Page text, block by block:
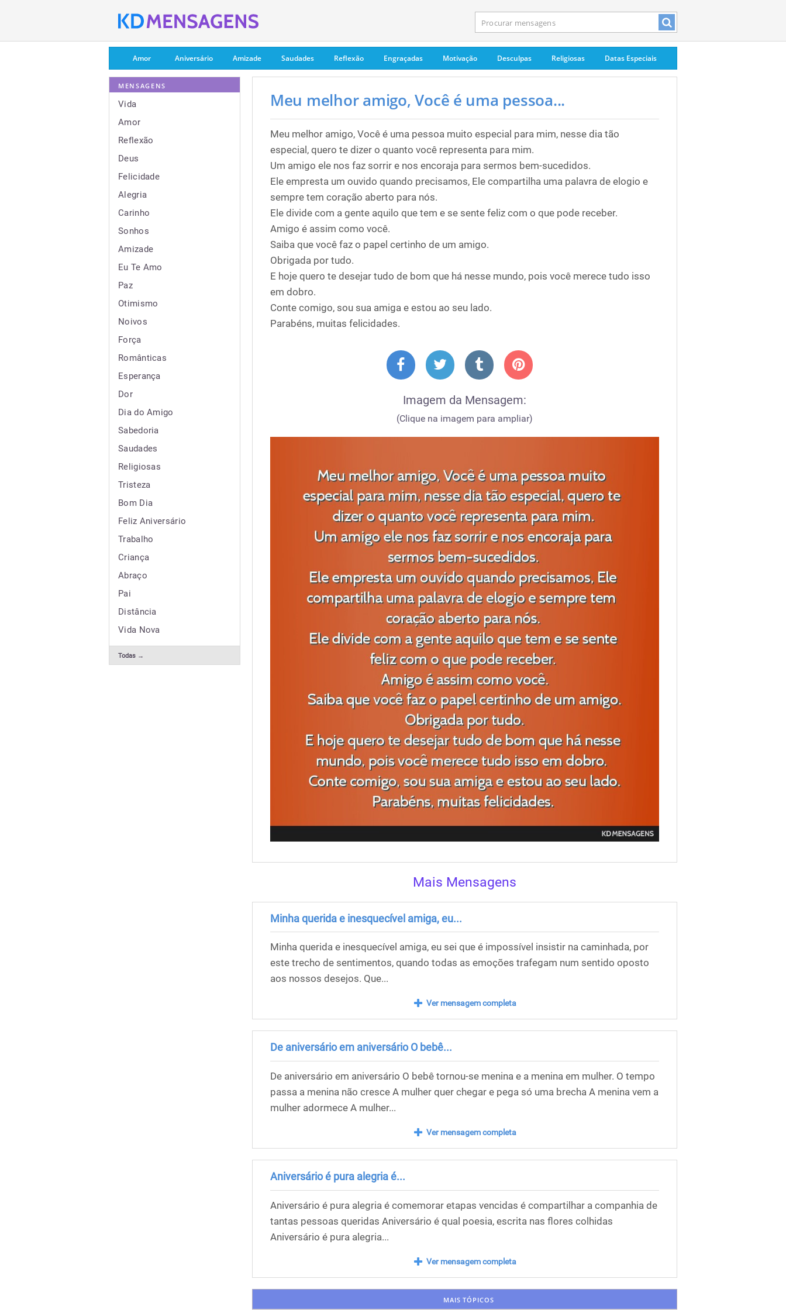
Amor Aniversário Amizade Saudades Reflexão Engraçadas Motivação Desculpas Religiosas Datas Especiais
MENSAGENS
Vida
Amor
Reflexão
Deus
Felicidade
Alegria
Carinho
Sonhos
Amizade
Eu Te Amo
Paz
Otimismo
Noivos
Força
Românticas
Esperança
Dor
Dia do Amigo
Sabedoria
Saudades
Religiosas
Tristeza
Bom Dia
Feliz Aniversário
Trabalho
Criança
Abraço
Pai
Distância
Vida Nova
Todas →
Meu melhor amigo, Você é uma pessoa...
Meu melhor amigo, Você é uma pessoa muito especial para mim, nesse dia tão
especial, quero te dizer o quanto você representa para mim.
Um amigo ele nos faz sorrir e nos encoraja para sermos bem-sucedidos.
Ele empresta um ouvido quando precisamos, Ele compartilha uma palavra de elogio e
sempre tem coração aberto para nós.
Ele divide com a gente aquilo que tem e se sente feliz com o que pode receber.
Amigo é assim como você.
Saiba que você faz o papel certinho de um amigo.
Obrigada por tudo.
E hoje quero te desejar tudo de bom que há nesse mundo, pois você merece tudo isso
em dobro.
Conte comigo, sou sua amiga e estou ao seu lado.
Parabéns, muitas felicidades.
Imagem da Mensagem:
(Clique na imagem para ampliar)
Mais Mensagens
Minha querida e inesquecível amiga, eu...
Minha querida e inesquecível amiga, eu sei que é impossível insistir na caminhada, por
este trecho de sentimentos, quando todas as emoções trafegam num sentido oposto
aos nossos desejos. Que...
Ver mensagem completa
De aniversário em aniversário O bebê...
De aniversário em aniversário O bebê tornou-se menina e a menina em mulher. O tempo
passa a menina não cresce A mulher quer chegar e pega só uma brecha A menina vem a
mulher adormece A mulher...
Ver mensagem completa
Aniversário é pura alegria é...
Aniversário é pura alegria é comemorar etapas vencidas é compartilhar a companhia de
tantas pessoas queridas Aniversário é qual poesia, escrita nas flores colhidas
Aniversário é pura alegria...
Ver mensagem completa
MAIS TÓPICOS